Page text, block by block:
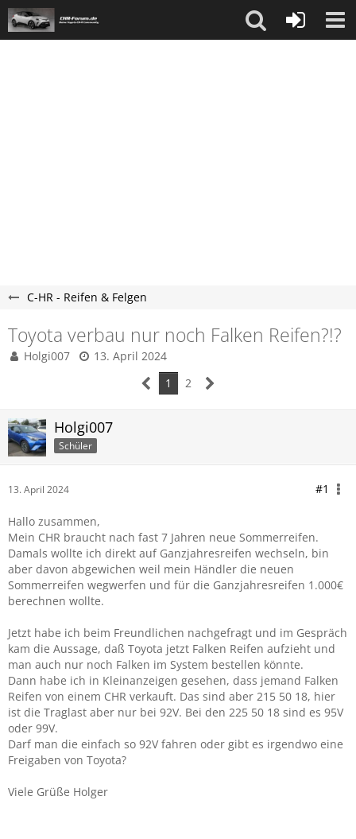
C-HR - Reifen & Felgen
Toyota verbau nur noch Falken Reifen?!?
Holgi007
13. April 2024
1
2
Holgi007
Schüler
13. April 2024 #1
Hallo zusammen,
Mein CHR braucht nach fast 7 Jahren neue Sommerreifen.
Damals wollte ich direkt auf Ganzjahresreifen wechseln, bin
aber davon abgewichen weil mein Händler die neuen
Sommerreifen wegwerfen und für die Ganzjahresreifen 1.000€
berechnen wollte.
Jetzt habe ich beim Freundlichen nachgefragt und im Gespräch
kam die Aussage, daß Toyota jetzt Falken Reifen aufzieht und
man auch nur noch Falken im System bestellen könnte.
Dann habe ich in Kleinanzeigen gesehen, dass jemand Falken
Reifen von einem CHR verkauft. Das sind aber 215 50 18, hier
ist die Traglast aber nur bei 92V. Bei den 225 50 18 sind es 95V
oder 99V.
Darf man die einfach so 92V fahren oder gibt es irgendwo eine
Freigaben von Toyota?
Viele Grüße Holger